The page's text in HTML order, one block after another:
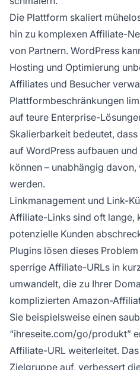
Die Plattform skaliert
hin zu komplexen Affiliate-
von Partnern. WordPress
Hosting und Optimierung
Affiliates und Besucher
Plattformbeschränkungen
auf teure Enterprise-
Skalierbarkeit bedeutet,
auf WordPress aufbauen
können – unabhängig
werden.
Linkmanagement und Link-
Affiliate-Links sind oft lange,
potenzielle Kunden
Plugins lösen dieses
sperrige Affiliate-URLs in
umwandelt, die zu Ihrer
komplizierten Amazon-
Sie beispielsweise einen
“ihreseite.com/go/produkt”
Affiliate-URL weiterleitet.
Zielgruppe auf, verbessert